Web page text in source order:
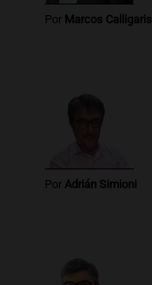
Por Marcos Calligaris
Por Adrián Simioni